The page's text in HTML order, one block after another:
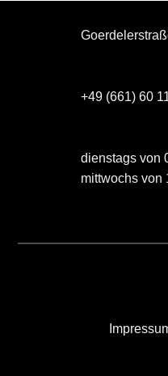
+49 (661) 60
dienstags von
mittwochs von